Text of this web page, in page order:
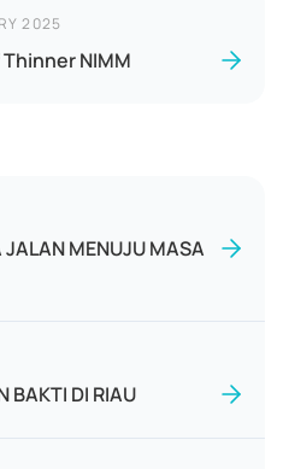
2025
NIMM
MENUJU MASA
BAKTI DI RIAU